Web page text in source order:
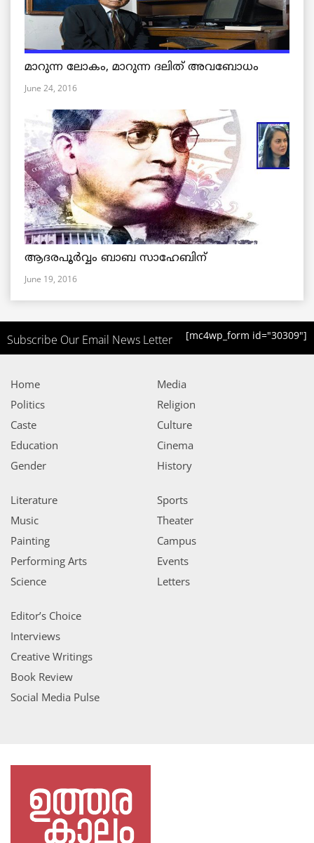
മാറുന്ന ലോകം, മാറുന്ന ദലിത് അവബോധം
June 24, 2016
ആദരപൂര്‍വ്വം ബാബ സാഹേബിന്
June 19, 2016
Subscribe Our Email News Letter [mc4wp_form id="30309"]
Home
Politics
Caste
Education
Gender
Media
Religion
Culture
Cinema
History
Literature
Music
Painting
Performing Arts
Science
Sports
Theater
Campus
Events
Letters
Editor’s Choice
Interviews
Creative Writings
Book Review
Social Media Pulse